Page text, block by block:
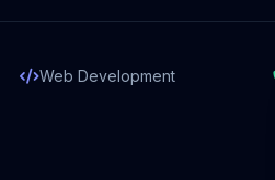
Web Development